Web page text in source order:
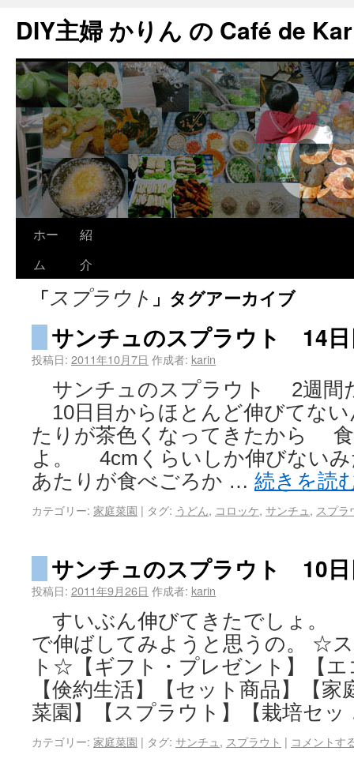
DIY主婦 かりん の Café de
ホー
ム
紹
介
「スプラウト 」タグアーカイブ
サンチュのスプラウト 14
投稿日: 2011年10月7日 作成者: karin
サンチュのスプラウト 2週
10日目からほとんど伸びてな
たりが茶色くなってきたから
よ。 4cmくらいしか伸びない
あたりが食べごろか … 続きを読
カテゴリー: 家庭菜園 | タグ: うどん, コロッケ, サンチュ , スプラ
サンチュのスプラウト 10
投稿日: 2011年9月26日 作成者: karin
すいぶん伸びてきたでしょ。
で伸ばしてみようと思うの。 ☆
ト☆【ギフト・プレゼント】【エ
【倹約生活】【セット商品】【
菜園】【スプラウト】【栽培セ
カテゴリー: 家庭菜園 | タグ: サンチュ , スプラウト | コメントす